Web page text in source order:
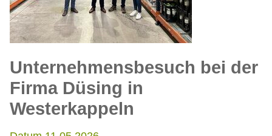
Unternehmensbesuch bei der
Firma Düsing in
Westerkappeln